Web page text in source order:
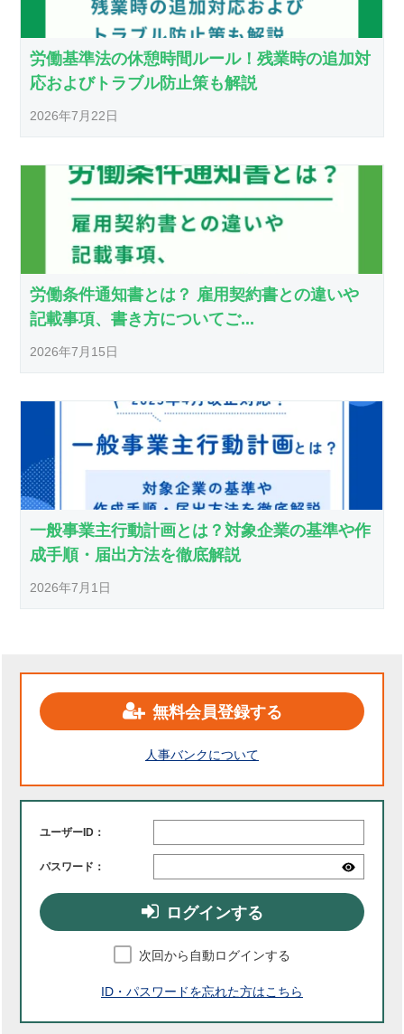
労働基準法の休憩時間ルール！残業時の追加対
応およびトラブル防止策も解説
2026年7月22日
労働条件通知書とは？ 雇用契約書との違いや
記載事項、書き方についてご...
2026年7月15日
一般事業主行動計画とは？対象企業の基準や作
成手順・届出方法を徹底解説
2026年7月1日
無料会員登録する
人事バンクについて
ユーザーID：
パスワード：
ログインする
次回から自動ログインする
ID・パスワードを忘れた方はこちら